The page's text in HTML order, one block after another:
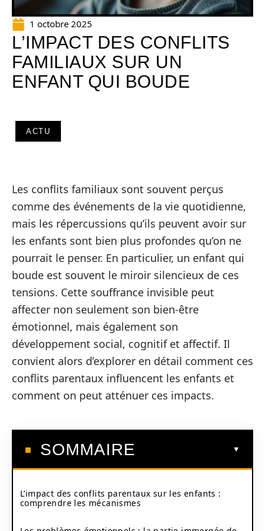
1 octobre 2025
L’IMPACT DES CONFLITS
FAMILIAUX SUR UN
ENFANT QUI BOUDE
ACTU
Les conflits familiaux sont souvent perçus
comme des événements de la vie quotidienne,
mais les répercussions qu’ils peuvent avoir sur
les enfants sont bien plus profondes qu’on ne
pourrait le penser. En particulier, un enfant qui
boude est souvent le miroir silencieux de ces
tensions. Cette souffrance invisible peut
affecter non seulement son bien-être
émotionnel, mais également son
développement social, cognitif et affectif. Il
convient alors d’explorer en détail comment ces
conflits parentaux influencent les enfants et
comment on peut atténuer ces impacts.
SOMMAIRE
L’impact des conflits parentaux sur les enfants :
comprendre les mécanismes